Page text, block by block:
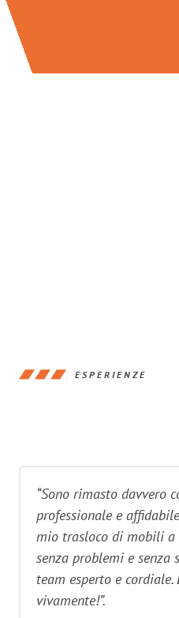
ESPERIENZE
“Sono rimasto davvero
professionale e
mio trasloco di mobili a
senza problemi e senza
team esperto e
vivamente!”.